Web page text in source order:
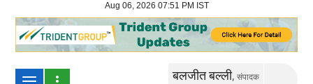
Aug 06, 2026 07:51 PM IST
बलजीत बल्ली,संपादक